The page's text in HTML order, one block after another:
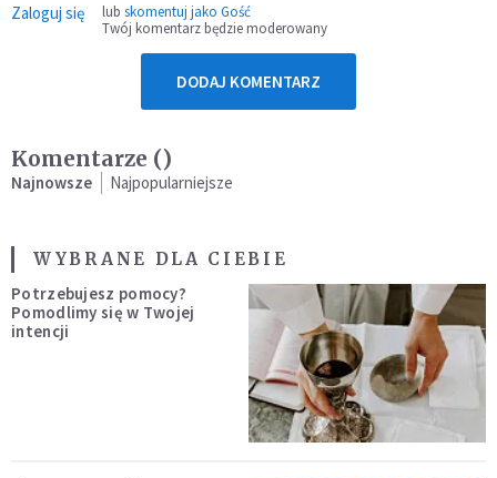
Zaloguj się lub skomentuj jako Gość
Twój komentarz będzie moderowany
DODAJ KOMENTARZ
Komentarze ()
Najnowsze Najpopularniejsze
WYBRANE DLA CIEBIE
Potrzebujesz pomocy?
Pomodlimy się w Twojej
intencji